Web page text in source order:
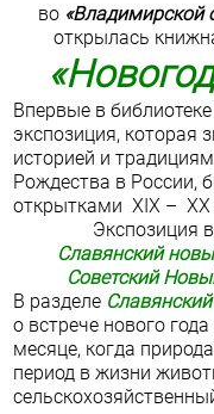
во «Владимирской
открылась
Впервые в
экспозиция, которая
историей и
Рождества в России,
открытками XIX – XX
Экспозиция
Славянский
Советский
В разделе
о встрече нового
месяце, когда
период в жизни